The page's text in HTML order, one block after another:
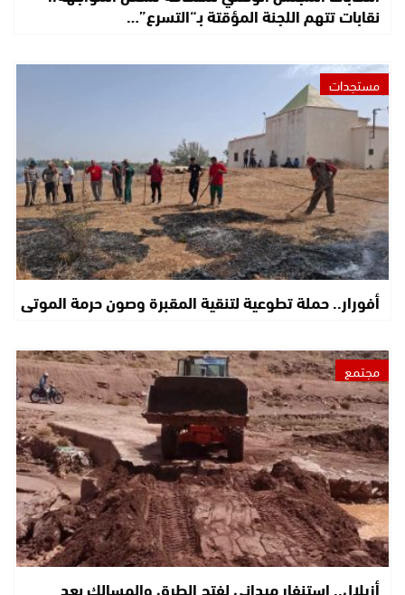
نقابات تتهم اللجنة المؤقتة بـ“التسرع”…
مستجدات
أفورار.. حملة تطوعية لتنقية المقبرة وصون حرمة الموتى
مجتمع
أزيلال.. استنفار ميداني لفتح الطرق والمسالك بعد